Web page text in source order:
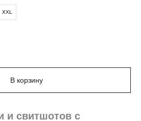
XXL
В корзину
и свитшотов с